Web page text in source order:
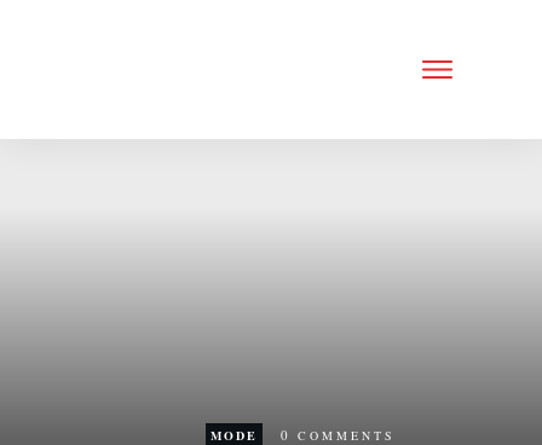
MODE 0 COMMENTS